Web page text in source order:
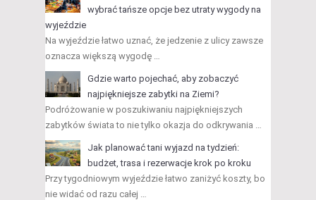
wybrać tańsze opcje bez utraty wygody na
wyjeździe
Na wyjeździe łatwo uznać, że jedzenie z ulicy zawsze
oznacza większą wygodę …
Gdzie warto pojechać, aby zobaczyć
najpiękniejsze zabytki na Ziemi?
Podróżowanie w poszukiwaniu najpiękniejszych
zabytków świata to nie tylko okazja do odkrywania …
Jak planować tani wyjazd na tydzień:
budżet, trasa i rezerwacje krok po kroku
Przy tygodniowym wyjeździe łatwo zaniżyć koszty, bo
nie widać od razu całej …